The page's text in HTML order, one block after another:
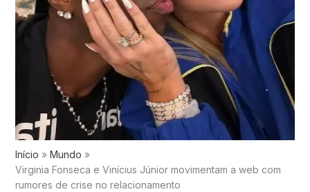
Início
Mundo
Virginia Fonseca e Vinícius Júnior movimentam a web com
rumores de crise no relacionamento